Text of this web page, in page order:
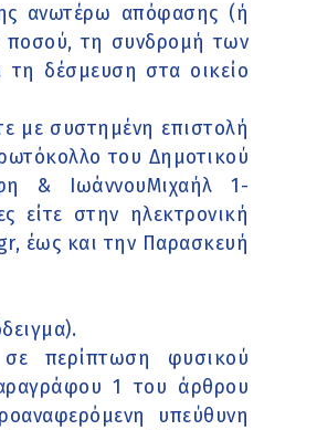
ανωτέρω απόφασης (ή
ποσού, τη συνδρομή των
δέσμευση στα οικείο
με συστημένη επιστολή
του Δημοτικού
& ΙωάννουΜιχαήλ 1-
είτε στην ηλεκτρονική
έως και την Παρασκευή
περίπτωση φυσικού
1 του άρθρου
υπεύθυνη